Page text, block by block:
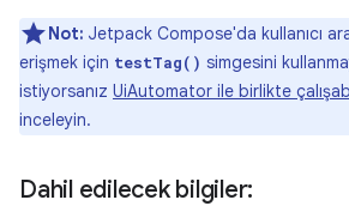
Not: Jetpack Compose'da kullanıcı
erişmek için testTag() simgesini
istiyorsanız UiAutomator ile birlikte
inceleyin.
Dahil edilecek bilgiler: